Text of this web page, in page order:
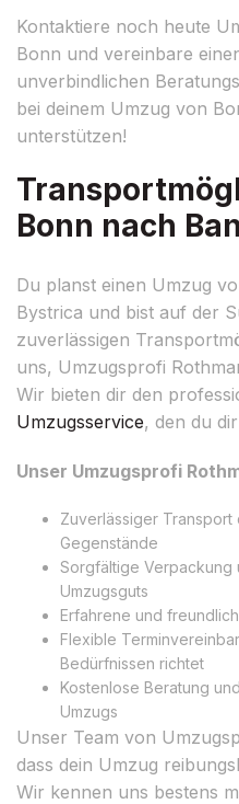
Kontaktiere noch heute
Bonn und vereinbare
unverbindlichen
bei deinem Umzug von
unterstützen!
Bonn nach
Du planst einen Umzug
Bystrica und bist auf der
zuverlässigen
uns, Umzugsprofi
Wir bieten dir den
Umzugsservice, den du
Unser Umzugsprofi
Zuverlässiger
Gegenstände
Sorgfältige Verpackung
Umzugsguts
Erfahrene und
Flexible
Bedürfnissen richtet
Kostenlose Beratung
Umzugs
Unser Team von
dass dein Umzug
Wir kennen uns bestens